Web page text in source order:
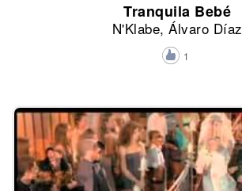
Tranquila Bebé
N'Klabe, Álvaro Díaz
1